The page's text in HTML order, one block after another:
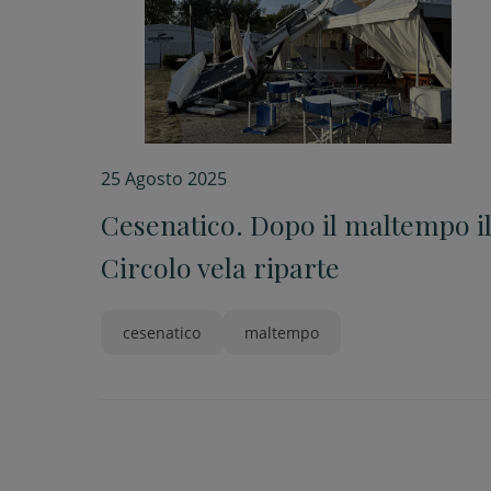
25 Agosto 2025
Cesenatico. Dopo il maltempo il
Circolo vela riparte
cesenatico maltempo